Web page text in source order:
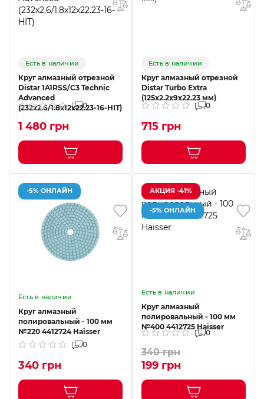
Есть в наличии
Круг алмазный отрезной
Distar 1A1RSS/C3 Technic
Advanced
(232x2.6/1.8x12x22.23-16-HIT)
0
1 480 грн
Есть в наличии
Круг алмазный отрезной
Distar Turbo Extra
(125x2.2x9x22.23 мм)
0
715 грн
-5% ОНЛАЙН
Есть в наличии
Круг алмазный
полировальный - 100 мм
№220 4412724 Haisser
0
340 грн
АКЦИЯ -41%
-5% ОНЛАЙН
Есть в наличии
Круг алмазный
полировальный - 100 мм
№400 4412725 Haisser
0
340 грн
199 грн